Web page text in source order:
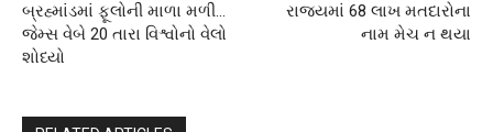
બ્રહ્માંડમાં ફૂલોની માળા મળી…
જેમ્સ વેબે 20 તારા વિશ્વોનો વેલો
શોધ્યો
રાજ્યમાં 68 લાખ મતદારોના
નામ મેચ ન થયા